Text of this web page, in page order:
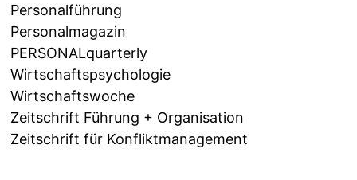
Personalführung
Personalmagazin
PERSONALquarterly
Wirtschaftspsychologie
Wirtschaftswoche
Zeitschrift Führung + Organisation
Zeitschrift für Konfliktmanagement